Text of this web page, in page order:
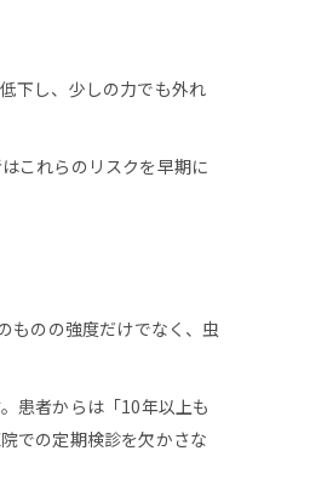
下し、少しの力でも外れ
これらのリスクを早期に
ものの強度だけでなく、虫
患者からは「10年以上も
での定期検診を欠かさな